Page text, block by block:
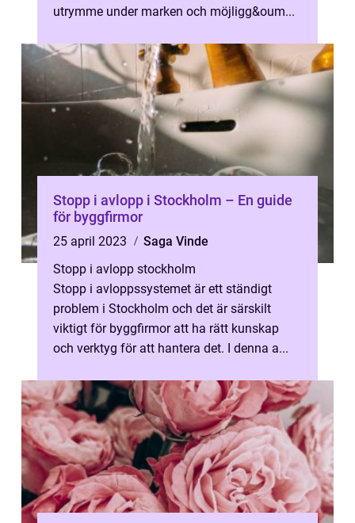
utrymme under marken och möjligg&oum...
Stopp i avlopp i Stockholm – En guide
för byggfirmor
25 april 2023
Saga Vinde
Stopp i avlopp stockholm
Stopp i avloppssystemet är ett ständigt
problem i Stockholm och det är särskilt
viktigt för byggfirmor att ha rätt kunskap
och verktyg för att hantera det. I denna a...